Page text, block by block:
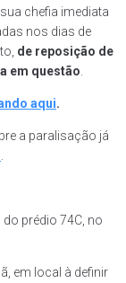
chefia imediata
nos dias de
de reposição de
em questão.
aqui.
a paralisação já
.
prédio 74C, no
em local à definir